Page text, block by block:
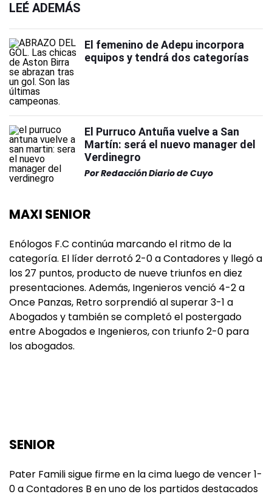
LEÉ ADEMÁS
El femenino de Adepu incorpora
equipos y tendrá dos categorías
El Purruco Antuña vuelve a San
Martín: será el nuevo manager del
Verdinegro
PorRedacción Diario de Cuyo
MAXI SENIOR
Enólogos F.C continúa marcando el ritmo de la
categoría. El líder derrotó 2-0 a Contadores y llegó a
los 27 puntos, producto de nueve triunfos en diez
presentaciones. Además, Ingenieros venció 4-2 a
Once Panzas, Retro sorprendió al superar 3-1 a
Abogados y también se completó el postergado
entre Abogados e Ingenieros, con triunfo 2-0 para
los abogados.
SENIOR
Pater Famili sigue firme en la cima luego de vencer 1-
0 a Contadores B en uno de los partidos destacados